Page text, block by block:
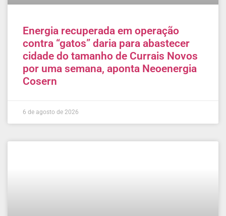
Energia recuperada em operação
contra “gatos” daria para abastecer
cidade do tamanho de Currais Novos
por uma semana, aponta Neoenergia
Cosern
6 de agosto de 2026